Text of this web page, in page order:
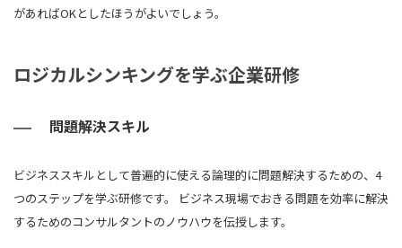
があればOKとしたほうがよいでしょう。
ロジカルシンキングを学ぶ企業研修
問題解決スキル
ビジネススキルとして普遍的に使える論理的に問題解決するための、4
つのステップを学ぶ研修です。 ビジネス現場でおきる問題を効率に解決
するためのコンサルタントのノウハウを伝授します。